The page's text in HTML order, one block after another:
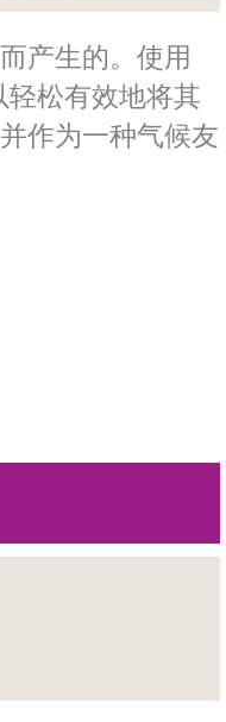
产生的。使用
轻松有效地将其
作为一种气候友